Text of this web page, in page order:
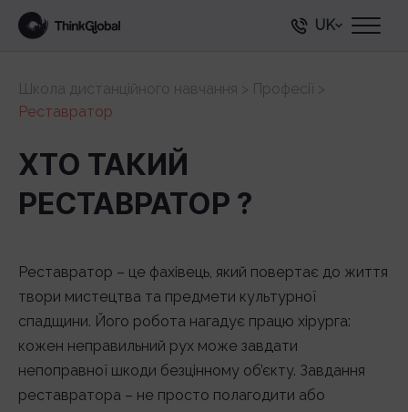
UK
Школа дистанційного навчання > Професії >
Реставратор
ХТО ТАКИЙ
РЕСТАВРАТОР ?
Реставратор – це фахівець, який повертає до життя
твори мистецтва та предмети культурної
спадщини. Його робота нагадує працю хірурга:
кожен неправильний рух може завдати
непоправної шкоди безцінному об’єкту. Завдання
реставратора – не просто полагодити або